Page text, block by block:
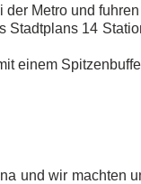
Metro und
14
einem
und wir